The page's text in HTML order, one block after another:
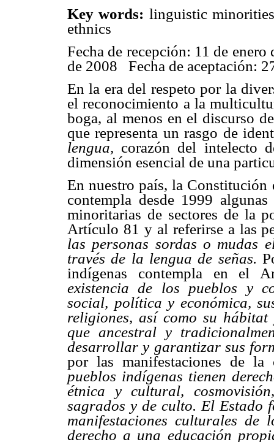
Key words: linguistic
ethnics
Fecha de recepción: 11 de
de 2008 Fecha de aceptación:
En la era del respeto por la
el reconocimiento a la
boga, al menos en el discurso
que representa un rasgo de
lengua, corazón del intelecto
dimensión esencial de una
En nuestro país, la Constitución
contempla desde 1999
minoritarias de sectores de la
Artículo 81 y al referirse a las
las personas sordas o mudas
través de la lengua de señas.
indígenas contempla en el
existencia de los pueblos y
social, política y económica,
religiones, así como su
que ancestral y
desarrollar y garantizar sus
por las manifestaciones de
pueblos indígenas tienen
étnica y cultural,
sagrados y de culto. El Estado
manifestaciones culturales de
derecho a una educación